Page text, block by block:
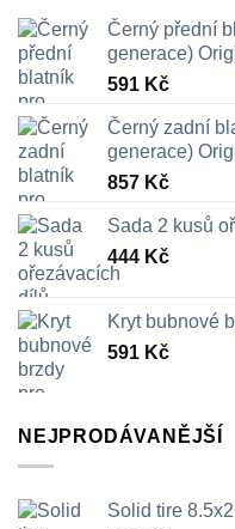
produktu
Černý přední
generace)
591 Kč
Černý zadní
generace)
857 Kč
Sada 2 kusů
444 Kč
Kryt bubnové
591 Kč
NEJPRODÁVANĚJŠÍ
Solid tire